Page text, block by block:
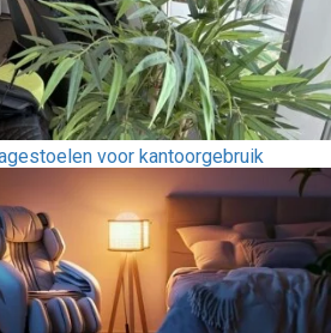
voor kantoorgebruik